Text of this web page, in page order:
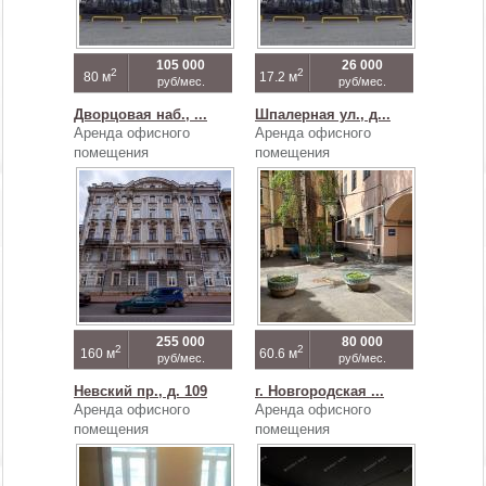
80 м2 105 000
руб/мес. 17.2 м2 26 000
руб/мес.
Дворцовая наб., ...
Аренда офисного
помещения
160 м2 255 000
руб/мес.
Шпалерная ул., д...
Аренда офисного
помещения
60.6 м2 80 000
руб/мес.
Невский пр., д. 109
Аренда офисного
помещения
г. Новгородская ...
Аренда офисного
помещения